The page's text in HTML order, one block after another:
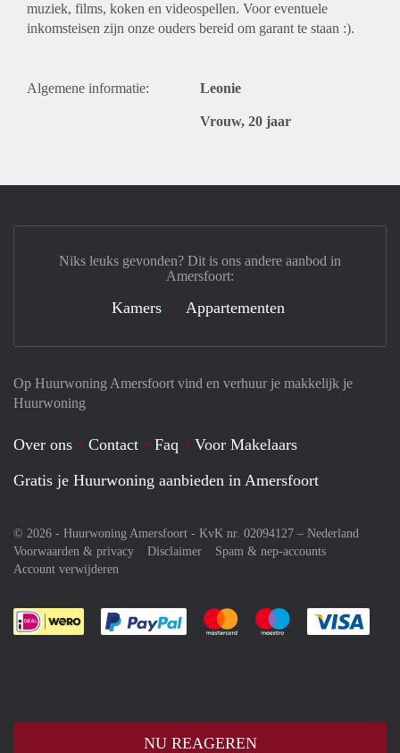
muziek, films, koken en videospellen. Voor eventuele
inkomsteisen zijn onze ouders bereid om garant te staan :).
Algemene informatie: Leonie
Vrouw, 20 jaar
NU REAGEREN
Op Huurwoning Amersfoort vind en verhuur je makkelijk je
Huurwoning
Over ons Contact Faq
Voor Makelaars
Gratis je Huurwoning aanbieden in Amersfoort
© 2026 - Huurwoning Amersfoort - KvK nr. 02094127 – Nederland
Voorwaarden & privacy
Disclaimer
Spam & nep-accounts
Account verwijderen
Je rekent gemakkelijk af met Paypal
Je rekent gemakkelijk af met
Je rekent
Niks leuks gevonden? Dit is ons andere aanbod in
Amersfoort:
Kamers Appartementen